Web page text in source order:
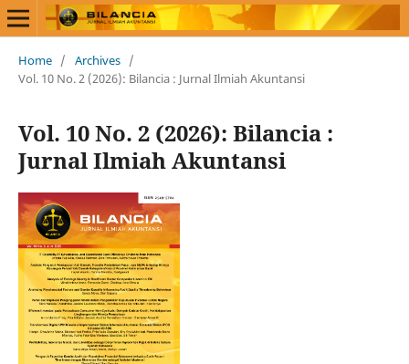
Home / Archives /
Vol. 10 No. 2 (2026): Bilancia : Jurnal Ilmiah Akuntansi
Vol. 10 No. 2 (2026): Bilancia :
Jurnal Ilmiah Akuntansi